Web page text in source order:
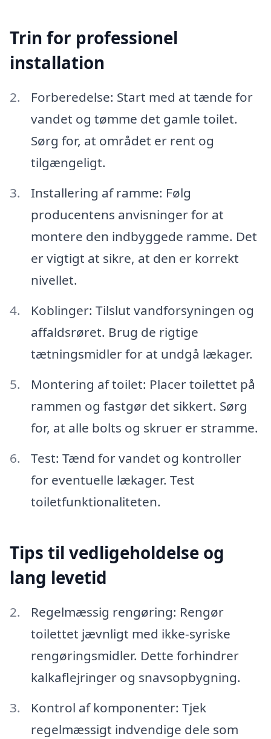
Trin for professionel
installation
Forberedelse: Start med at tænde for
vandet og tømme det gamle toilet.
Sørg for, at området er rent og
tilgængeligt.
Installering af ramme: Følg
producentens anvisninger for at
montere den indbyggede ramme. Det
er vigtigt at sikre, at den er korrekt
nivellet.
Koblinger: Tilslut vandforsyningen og
affaldsrøret. Brug de rigtige
tætningsmidler for at undgå lækager.
Montering af toilet: Placer toilettet på
rammen og fastgør det sikkert. Sørg
for, at alle bolts og skruer er stramme.
Test: Tænd for vandet og kontroller
for eventuelle lækager. Test
toiletfunktionaliteten.
Tips til vedligeholdelse og
lang levetid
Regelmæssig rengøring: Rengør
toilettet jævnligt med ikke-syriske
rengøringsmidler. Dette forhindrer
kalkaflejringer og snavsopbygning.
Kontrol af komponenter: Tjek
regelmæssigt indvendige dele som